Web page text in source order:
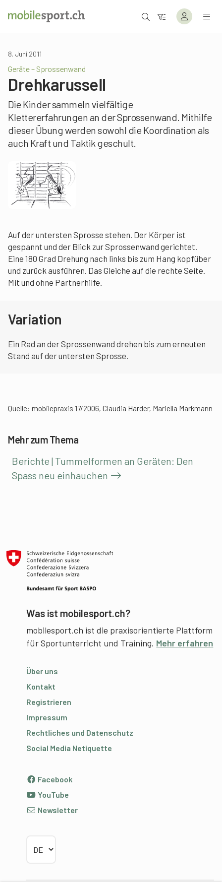
8. Juni 2011
Geräte – Sprossenwand
Drehkarussell
Die Kinder sammeln vielfältige
Klettererfahrungen an der Sprossenwand. Mithilfe
dieser Übung werden sowohl die Koordination als
auch Kraft und Taktik geschult.
Auf der untersten Sprosse stehen. Der Körper ist
gespannt und der Blick zur Sprossenwand gerichtet.
Eine 180 Grad Drehung nach links bis zum Hang kopfüber
und zurück ausführen. Das Gleiche auf die rechte Seite.
Mit und ohne Partnerhilfe.
Variation
Ein Rad an der Sprossenwand drehen bis zum erneuten
Stand auf der untersten Sprosse.
Quelle: mobilepraxis 17/2006, Claudia Harder, Mariella Markmann
Mehr zum Thema
Berichte | Tummelformen an Geräten: Den
Spass neu einhauchen
Was ist mobilesport.ch?
mobilesport.ch ist die praxisorientierte Plattform
für Sportunterricht und Training. Mehr erfahren
Über uns
Kontakt
Registrieren
Impressum
Rechtliches und Datenschutz
Social Media Netiquette
Facebook
YouTube
Newsletter